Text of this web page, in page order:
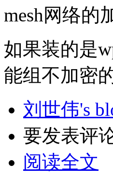
mesh网络的
如果装的是
能组不加密
刘世伟's
要发表评
阅读全文